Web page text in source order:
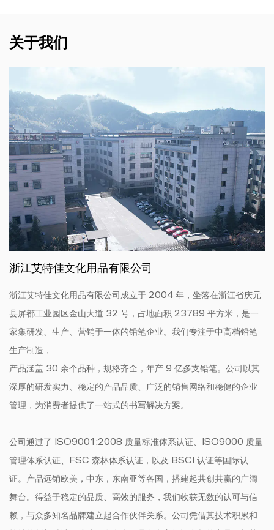
关于我们
浙江艾特佳文化用品有限公司
浙江艾特佳文化用品有限公司成立于 2004 年，坐落在浙江省庆元
县屏都工业园区金山大道 32 号，占地面积 23789 平方米，是一
家集研发、生产、营销于一体的铅笔企业。我们专注于中高档铅笔
生产制造，
产品涵盖 30 余个品种，规格齐全，年产 9 亿多支铅笔。公司以其
深厚的研发实力、稳定的产品品质、广泛的销售网络和稳健的企业
管理，为消费者提供了一站式的书写解决方案。
公司通过了 ISO9001:2008 质量标准体系认证、ISO9000 质量
管理体系认证、FSC 森林体系认证，以及 BSCI 认证等国际认
证。产品远销欧美，中东，东南亚等各国，搭建起共创共赢的广阔
舞台。得益于稳定的品质、高效的服务，我们收获无数的认可与信
赖，与众多知名品牌建立起合作伙伴关系。公司凭借其技术积累和